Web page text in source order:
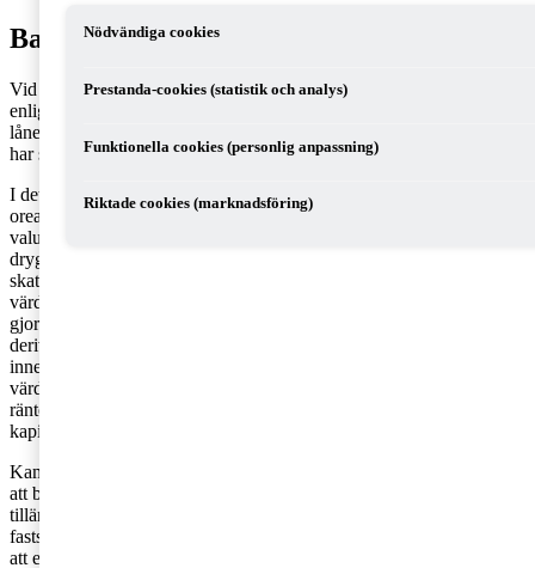
Bakgrund
Vid tillämpningen av ränteavdragsbegränsningsreglerna omfattas
enligt räntedefinitionen bland annat valutakursförändringar på
lånefordringar och skulder i utländsk valuta för vilka valutarisken
har säkrats genom ett derivatinstrument.
I det aktuella målet hade ett bolag under beskattningsåret 2019 en
orealiserad värdeuppgång på derivatinstrument som säkrade
valutakursförändringar på lån i utländsk valuta. Beloppet uppgick till
drygt 200 miljoner kronor och redovisades av bolaget som en ej
skattepliktig intäkt. Skatteverket beslutade att beskatta bolaget för
värdeuppgången och påförde skattetillägg. Bolaget överklagade och
gjorde gällande att det saknas lagstöd för att värdeförändringar på
derivatinstrument ska beskattas löpande. Enligt bolagets uppfattning
innebar bestämmelsen om löpande värdering endast att
värdeförändringar på vissa derivatinstrument ska ingå i företagets
räntenetto, men att själva beskattningen ska ske först vid avyttring av
kapitaltillgången.
Kammarrätten i Stockholm delade bolagets uppfattning och menade
att bestämmelsen om löpande värdering endast hade betydelse vid
tillämpningen av reglerna om ränteavdragsbegränsning, inte för att
fastställa beskattningstidpunkten. Kammarrätten framhöll dessutom
att enligt legalitetsprincipen krävs tydligt lagstöd för att kunna
Nödvändiga cookies
Prestanda-cookies (statistik och analys)
Funktionella cookies (personlig anpassning)
Riktade cookies (marknadsföring)